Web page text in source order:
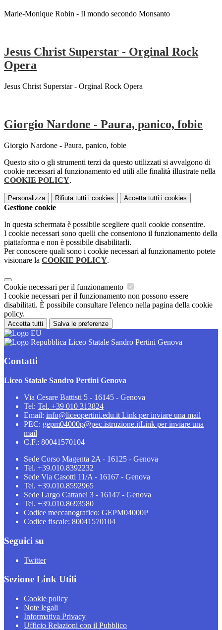
Marie-Monique Robin - Il mondo secondo Monsanto
Jesus Christ Superstar - Orginal Rock
Opera
Jesus Christ Superstar - Orginal Rock Opera
Giorgio Nardone - Paura, panico, fobie
Giorgio Nardone - Paura, panico, fobie
Questo sito o gli strumenti terzi da questo utilizzati si avvalgono di
cookie necessari al funzionamento ed utili alle finalità illustrate nella
COOKIE POLICY.
Personalizza Rifiuta tutti i cookies Accetta tutti i cookies
Gestione cookie
In questa schermata è possibile scegliere quali cookie consentire.
I cookie necessari sono quelli che consentono il funzionamento della
piattaforma e non è possibile disabilitarli.
Per conoscere quali sono i cookie necessari al funzionamento potete
visionare la COOKIE POLICY.
Cookie necessari per il funzionamento
I cookie necessari per il funzionamento non possono essere
disabilitati. È possibile consultare l'elenco nella pagina della cookie
policy.
Accetta tutti Salva le preferenze
Liceo Statale Sandro Pertini Genova
Contatti
Liceo Statale Sandro Pertini Genova
Via Cesare Battisti 5 - 16145 - Genova
Tel: Tel. +39 010 313824
Email: info@liceopertini.edu.it Link per inviare una mail
PEC: gepm04000p@pec.istruzione.itLink per inviare una
mail
C.F.: 80041570104
Sede Corso Magenta 2A - 16125 - Genova
Tel. +39.010.8392232
Sede Via Casotti 11/A - 16167 - Genova
Tel. +39.010.8592965
Sede Largo Cattanei 3 - 16147 - Genova
Tel. +39.010.8693580
Codice meccanografico: GEPM04000P
Codice fiscale: 80041570104
Seguici su
Twitter
Sezione Link Utili
Cookie policy
Note legali
Informativa Privacy
Ufficio Relazioni con il Pubblico